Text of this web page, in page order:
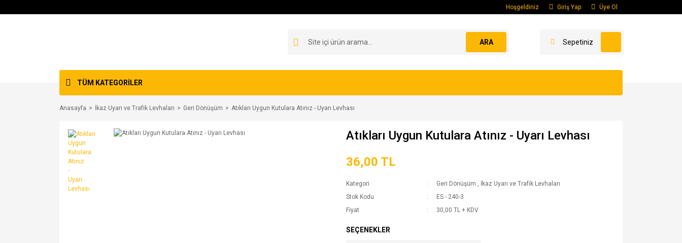
Hoşgeldiniz Giriş Yap Üye Ol
ARA Sepetiniz
TÜM KATEGORİLER
Anasayfa İkaz Uyarı ve Trafik Levhaları Geri Dönüşüm Atıkları Uygun Kutulara Atınız - Uyarı Levhası
Atıkları Uygun Kutulara Atınız - Uyarı Levhası
36,00 TL
Kategori Geri Dönüşüm , İkaz Uyarı ve Trafik Levhaları
Stok Kodu
ES - 240-3
Fiyat
30,00 TL + KDV
SEÇENEKLER